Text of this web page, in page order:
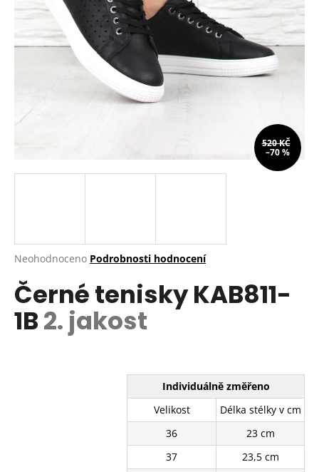
Průměrné
produktu
je
0,0
Neohodnoceno Podrobnosti hodnocení
Černé tenisky KAB811-
1B2. jakost
Individuálně změřeno
Velikost
Délka stélky v cm
36
23 cm
37
23,5 cm
520 KČ
–70 %
a
j
í
o
p
o
r
u
č